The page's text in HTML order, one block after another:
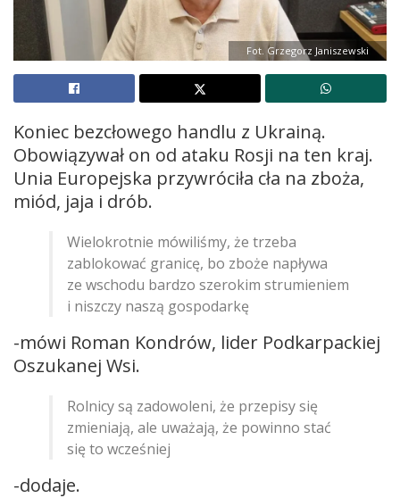
Fot. Grzegorz Janiszewski
Koniec bezcłowego handlu z Ukrainą.
Obowiązywał on od ataku Rosji na ten kraj.
Unia Europejska przywróciła cła na zboża,
miód, jaja i drób.
Wielokrotnie mówiliśmy, że trzeba
zablokować granicę, bo zboże napływa
ze wschodu bardzo szerokim strumieniem
i niszczy naszą gospodarkę
-mówi Roman Kondrów, lider Podkarpackiej
Oszukanej Wsi.
Rolnicy są zadowoleni, że przepisy się
zmieniają, ale uważają, że powinno stać
się to wcześniej
-dodaje.